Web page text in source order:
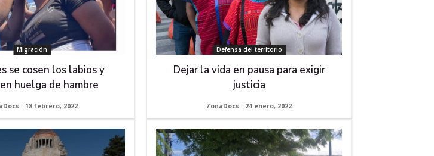
Migración
se cosen los labios y
huelga de hambre
- 18 febrero, 2022
Defensa del territorio
Dejar la vida en pausa para exigir
justicia
ZonaDocs - 24 enero, 2022